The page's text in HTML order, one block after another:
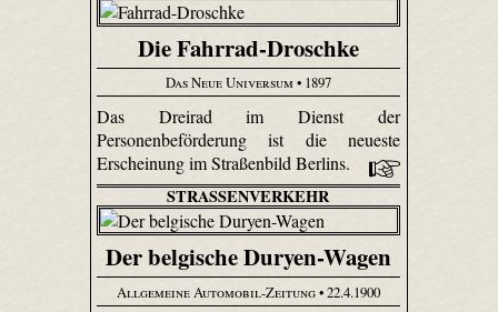
Die Fahrrad-Droschke
Das Neue Universum • 1897
Das Dreirad im Dienst der
Personenbeförderung ist die neueste
Erscheinung im Straßenbild Berlins.
STRASSENVERKEHR
Der belgische Duryen-Wagen
Allgemeine Automobil-Zeitung• 22.4.1900